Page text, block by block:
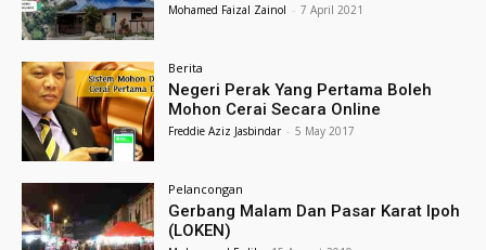
Mohamed Faizal Zainol - 7 April 2021
Berita
Negeri Perak Yang Pertama Boleh
Mohon Cerai Secara Online
Freddie Aziz Jasbindar - 5 May 2017
Pelancongan
Gerbang Malam Dan Pasar Karat Ipoh
(LOKEN)